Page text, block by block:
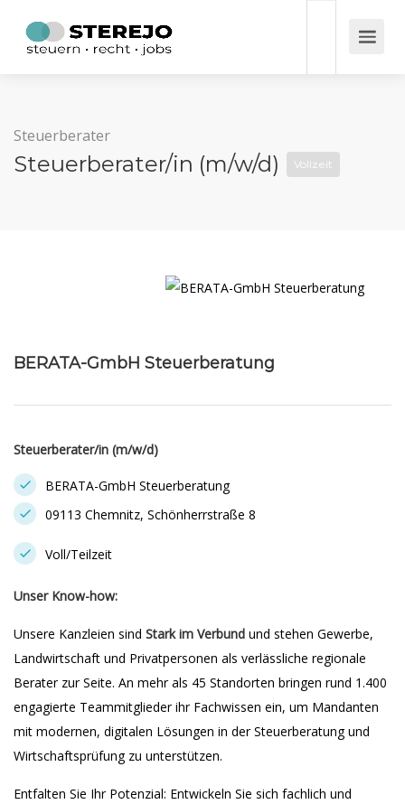
Steuerberater
Steuerberater/in (m/w/d) Vollzeit
BERATA-GmbH Steuerberatung
Steuerberater/in (m/w/d)
BERATA-GmbH Steuerberatung
09113 Chemnitz, Schönherrstraße 8
Voll/Teilzeit
Unser Know-how:
Unsere Kanzleien sind Stark im Verbund und stehen Gewerbe,
Landwirtschaft und Privatpersonen als verlässliche regionale
Berater zur Seite. An mehr als 45 Standorten bringen rund 1.400
engagierte Teammitglieder ihr Fachwissen ein, um Mandanten
mit modernen, digitalen Lösungen in der Steuerberatung und
Wirtschaftsprüfung zu unterstützen.
Entfalten Sie Ihr Potenzial: Entwickeln Sie sich fachlich und